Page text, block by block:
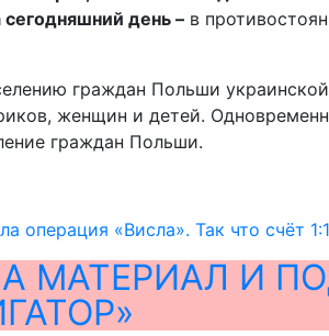
день – в
граждан Польши
женщин и детей.
граждан Польши.
операция «Висла». Так что счёт
МАТЕРИАЛ И